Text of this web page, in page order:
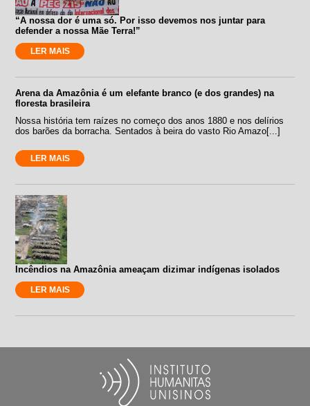
“A nossa dor é uma só. Por isso devemos nos juntar para
defender a nossa Mãe Terra!”
LER MAIS
Arena da Amazônia é um elefante branco (e dos grandes) na
floresta brasileira
Nossa história tem raízes no começo dos anos 1880 e nos delírios
dos barões da borracha. Sentados à beira do vasto Rio Amazo[...]
LER MAIS
Incêndios na Amazônia ameaçam dizimar indígenas isolados
LER MAIS